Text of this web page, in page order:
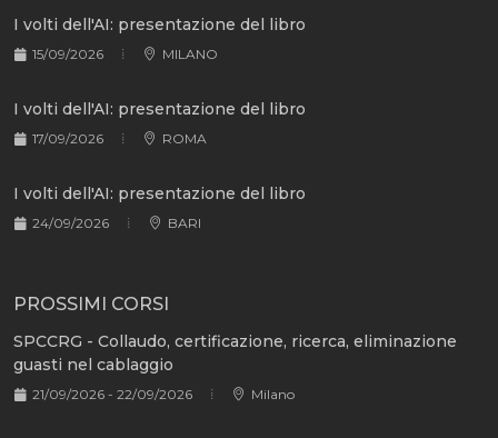
I volti dell'AI: presentazione del libro
15/09/2026 MILANO
I volti dell'AI: presentazione del libro
17/09/2026 ROMA
I volti dell'AI: presentazione del libro
24/09/2026 BARI
PROSSIMI CORSI
SPCCRG - Collaudo, certificazione, ricerca, eliminazione
guasti nel cablaggio
21/09/2026 - 22/09/2026 Milano